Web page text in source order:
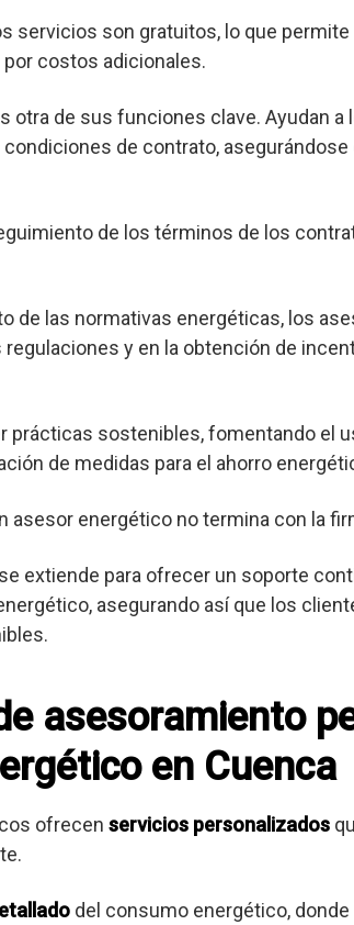
servicios son gratuitos, lo que
costos adicionales.
otra de sus funciones clave. Ayudan a
de contrato,
de los términos de los
de las normativas energéticas, los
y en la obtención de
prácticas sostenibles, fomentando el
de medidas para el ahorro
asesor energético no termina con la
extiende para ofrecer un soporte
asegurando así que los
asesoramiento
en Cuenca
ofrecen servicios personalizados
del consumo energético,